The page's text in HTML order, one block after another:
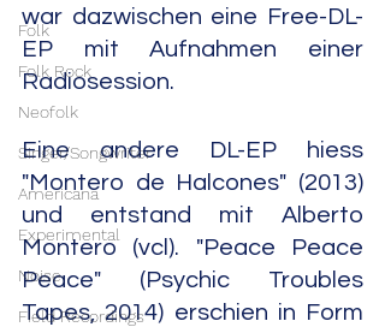
Folk
Folk Rock
Neofolk
Singer/Songwriter
Americana
Experimental
Noise
Field Recordings
war dazwischen eine Free-DL-
EP mit Aufnahmen einer
Radiosession.
Eine andere DL-EP hiess
"Montero de Halcones" (2013)
und entstand mit Alberto
Montero (vcl). "Peace Peace
Peace" (Psychic Troubles
Tapes, 2014) erschien in Form